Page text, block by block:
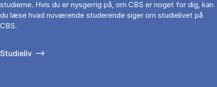
studierne. Hvis du er nysgerrig på, om CBS er noget for dig, kan
du læse hvad nuværende studerende siger om studielivet på
CBS.
Studieliv